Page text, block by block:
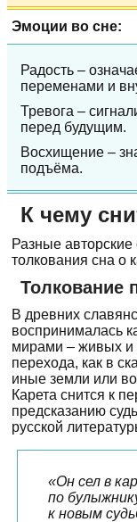
Эмоции во сне:
Радость –
переменами и
Тревога –
перед будущим.
Восхищение –
подъёма.
К чему
Разные
толкования сна о
Толкование
В древних
воспринималась
мирами – живых и
перехода, как в
иные земли или
Карета снится к
предсказанию
русской
«Он сел в
по
к новым